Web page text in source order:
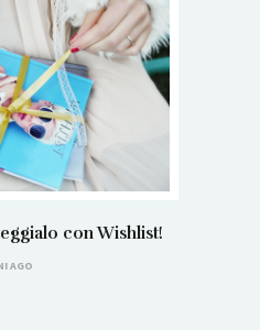
con Wishlist!
AGO